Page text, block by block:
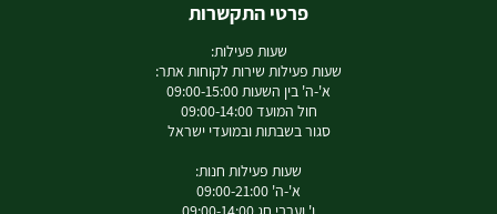
פרטי התקשרות
שעות פעילות:
שעות פעילות שירות לקוחות אתר:
א'-ה' בין השעות 09:00-15:00
חול המועד 09:00-14:00
סגור בשבתות ובמועדי ישראל
שעות פעילות חנות:
א'-ה' 09:00-21:00